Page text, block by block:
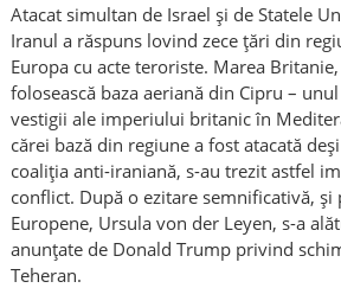
Atacat simultan de Israel și de Statele
Iranul a răspuns lovind zece țări din
Europa cu acte teroriste. Marea
folosească baza aeriană din Cipru –
vestigii ale imperiului britanic în
cărei bază din regiune a fost atacată
coaliția anti-iraniană, s-au trezit astfel
conflict. După o ezitare semnificativă, și
Europene, Ursula von der Leyen, s-a
anunțate de Donald Trump privind
Teheran.